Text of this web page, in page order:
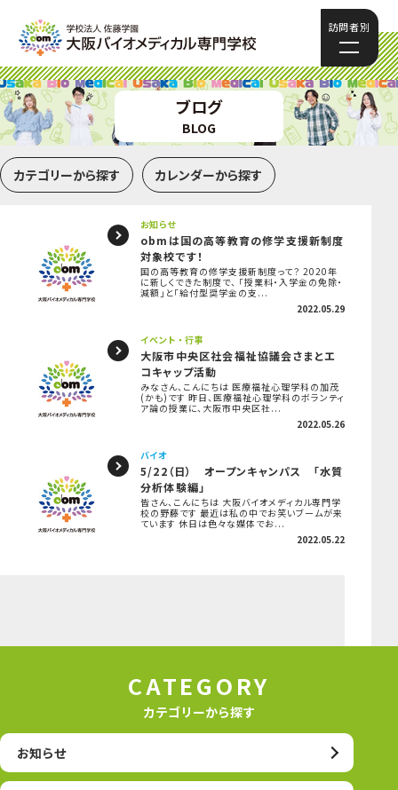
訪問者別
ブログ
BLOG
カテゴリーから探す カレンダーから探す
お知らせ
obmは国の高等教育の修学支援新制度
対象校です！
国の高等教育の修学支援新制度って？ 2020年
に新しくできた制度で、 「授業料・入学金の免除・
減額」と「給付型奨学金の支...
2022.05.29
イベント・行事
大阪市中央区社会福祉協議会さまとエ
コキャップ活動
みなさん、こんにちは 医療福祉心理学科の加茂
(かも)です 昨日、医療福祉心理学科のボランティ
ア論の授業に、大阪市中央区社...
2022.05.26
バイオ
5/22（日） オープンキャンパス 「水質
分析体験編」
皆さん、こんにちは 大阪バイオメディカル専門学
校の野藤です 最近は私の中でお笑いブームが来
ています 休日は色々な媒体でお...
2022.05.22
CATEGORY
カテゴリーから探す
お知らせ